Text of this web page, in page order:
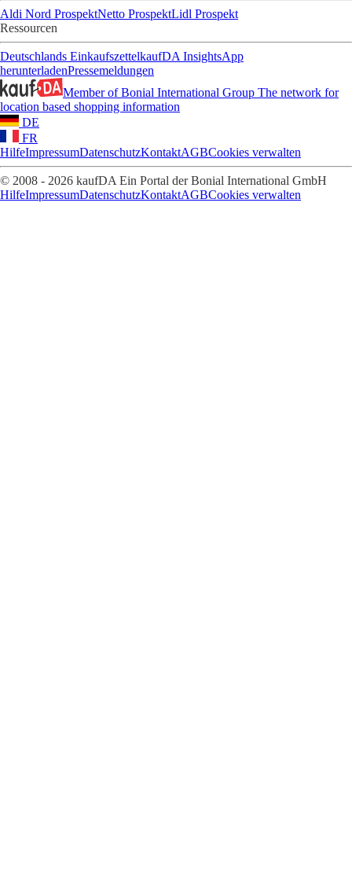
Aldi Nord ProspektNetto ProspektLidl Prospekt
Ressourcen
Deutschlands EinkaufszettelkaufDA InsightsApp
herunterladenPressemeldungen
Member of Bonial International Group The network for
location based shopping information
DE
FR
HilfeImpressumDatenschutzKontaktAGBCookies verwalten
© 2008 - 2026 kaufDA Ein Portal der Bonial International GmbH
HilfeImpressumDatenschutzKontaktAGBCookies verwalten